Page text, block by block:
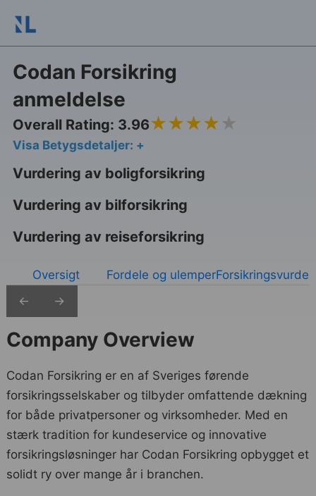
Codan Forsikring
anmeldelse
Overall Rating: 3.96
Visa Betygsdetaljer: +
Vurdering av boligforsikring
Vurdering av bilforsikring
Vurdering av reiseforsikring
Oversigt Fordele og ulemper
←
→
Company Overview
Codan Forsikring er en af Sveriges førende
forsikringsselskaber og tilbyder omfattende dækning
for både privatpersoner og virksomheder. Med en
stærk tradition for kundeservice og innovative
forsikringsløsninger har Codan Forsikring opbygget et
solidt ry over mange år i branchen.